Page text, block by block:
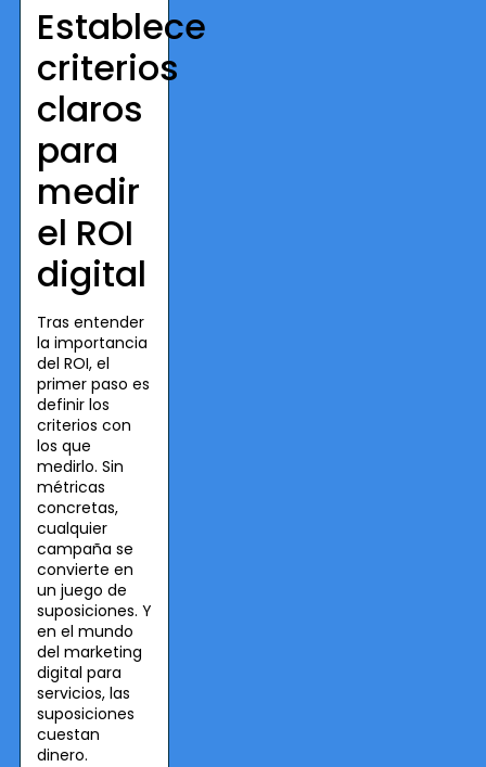
Establece
criterios
claros
para
medir
el ROI
digital
Tras entender
la importancia
del ROI, el
primer paso es
definir los
criterios con
los que
medirlo. Sin
métricas
concretas,
cualquier
campaña se
convierte en
un juego de
suposiciones. Y
en el mundo
del marketing
digital para
servicios, las
suposiciones
cuestan
dinero.